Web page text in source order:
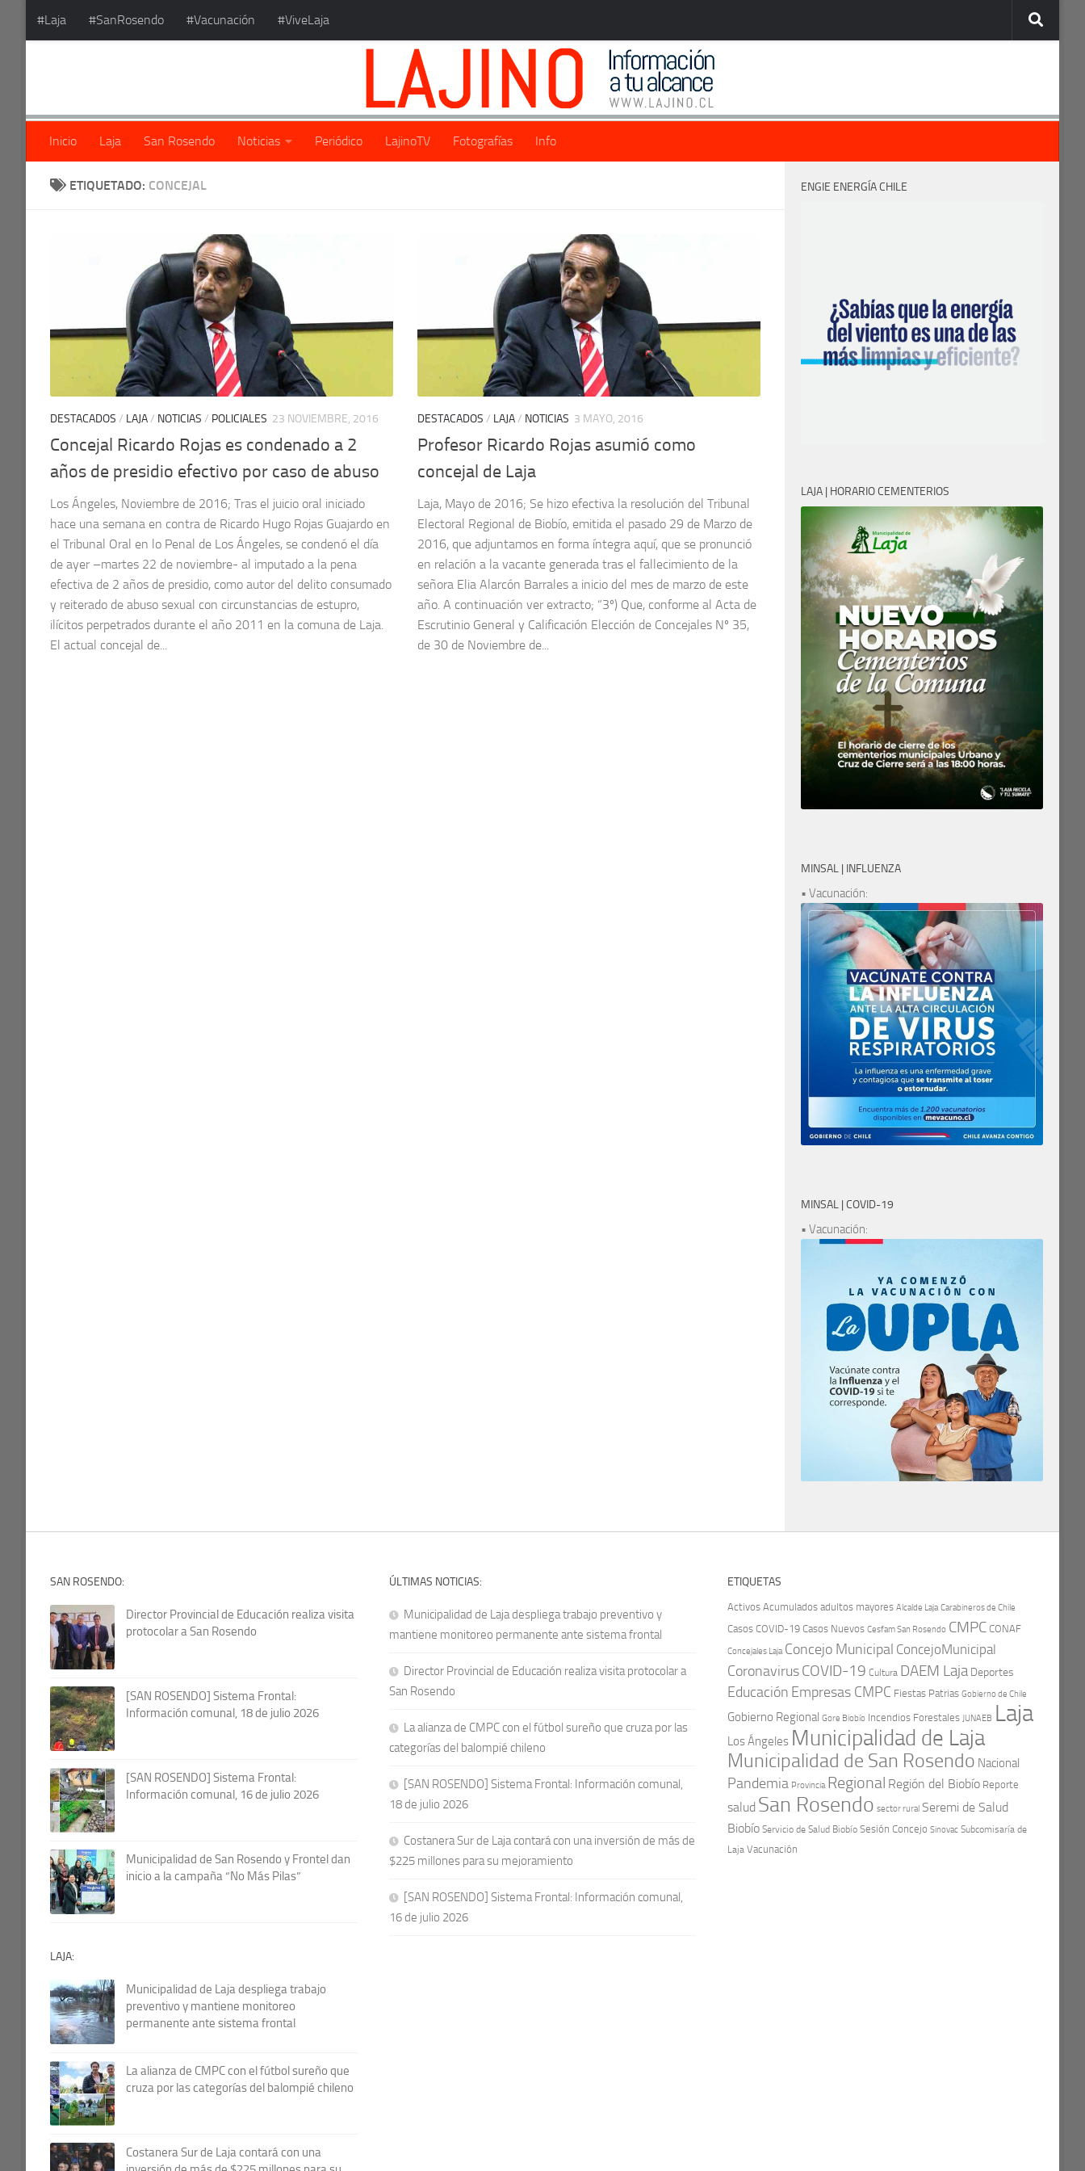
Saltar al contenido
#Laja #SanRosendo #Vacunación #ViveLaja
Inicio Laja San Rosendo Noticias Periódico LajinoTV Fotografías Info
ETIQUETADO: CONCEJAL
DESTACADOS / LAJA/ NOTICIAS / POLICIALES 23 NOVIEMBRE, 2016
Concejal Ricardo Rojas es condenado a 2
años de presidio efectivo por caso de abuso
Los Ángeles, Noviembre de 2016; Tras el juicio oral iniciado
hace una semana en contra de Ricardo Hugo Rojas Guajardo en
el Tribunal Oral en lo Penal de Los Ángeles, se condenó el día
de ayer –martes 22 de noviembre- al imputado a la pena
efectiva de 2 años de presidio, como autor del delito consumado
y reiterado de abuso sexual con circunstancias de estupro,
ilícitos perpetrados durante el año 2011 en la comuna de Laja.
El actual concejal de...
DESTACADOS / LAJA/ NOTICIAS 3 MAYO, 2016
Profesor Ricardo Rojas asumió como
concejal de Laja
Laja, Mayo de 2016; Se hizo efectiva la resolución del Tribunal
Electoral Regional de Biobío, emitida el pasado 29 de Marzo de
2016, que adjuntamos en forma íntegra aquí, que se pronunció
en relación a la vacante generada tras el fallecimiento de la
señora Elia Alarcón Barrales a inicio del mes de marzo de este
año. A continuación ver extracto; “3º) Que, conforme al Acta de
Escrutinio General y Calificación Elección de Concejales Nº 35,
de 30 de Noviembre de...
ENGIE ENERGÍA CHILE
LAJA | HORARIO CEMENTERIOS
MINSAL | INFLUENZA
• Vacunación:
MINSAL | COVID-19
• Vacunación:
SAN ROSENDO:
Director Provincial de Educación realiza visita
protocolar a San Rosendo
[SAN ROSENDO] Sistema Frontal:
Información comunal, 18 de julio 2026
[SAN ROSENDO] Sistema Frontal:
Información comunal, 16 de julio 2026
Municipalidad de San Rosendo y Frontel dan
inicio a la campaña “No Más Pilas”
LAJA:
Municipalidad de Laja despliega trabajo
preventivo y mantiene monitoreo
permanente ante sistema frontal
La alianza de CMPC con el fútbol sureño que
cruza por las categorías del balompié chileno
Costanera Sur de Laja contará con una
ÚLTIMAS NOTICIAS:
Municipalidad de Laja despliega trabajo preventivo y
mantiene monitoreo permanente ante sistema frontal
Director Provincial de Educación realiza visita protocolar a
San Rosendo
La alianza de CMPC con el fútbol sureño que cruza por las
categorías del balompié chileno
[SAN ROSENDO] Sistema Frontal: Información comunal,
18 de julio 2026
Costanera Sur de Laja contará con una inversión de más de
$225 millones para su mejoramiento
[SAN ROSENDO] Sistema Frontal: Información comunal,
16 de julio 2026
ETIQUETAS
Activos Acumulados adultos mayores Alcalde Laja Carabineros de Chile
Casos COVID-19 Casos Nuevos Cesfam San Rosendo CMPC CONAF
Concejales Laja Concejo Municipal ConcejoMunicipal
CoronavirusCOVID-19 Cultura DAEM Laja Deportes
Educación Empresas CMPC Fiestas Patrias Gobierno de Chile
Gobierno Regional Gore Biobío Incendios Forestales JUNAEB Laja
Los Ángeles Municipalidad de Laja
Municipalidad de San Rosendo Nacional
Pandemia Provincia Regional Región del Biobío Reporte
salud San Rosendo sector rural Seremi de Salud
Biobío Servicio de Salud Biobío Sesión Concejo Sinovac Subcomisaría de
Laja Vacunación